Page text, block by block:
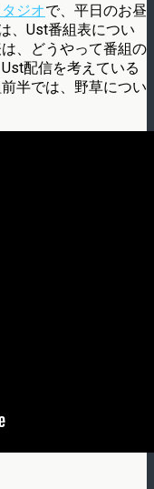
ジオで、平日のお昼
、Ust番組表につい
、どうやって番組の
配信を考えている
半では、野草につい